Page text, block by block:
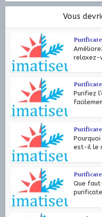
Vous
relaxez-
Purifiez
est-il le
Que